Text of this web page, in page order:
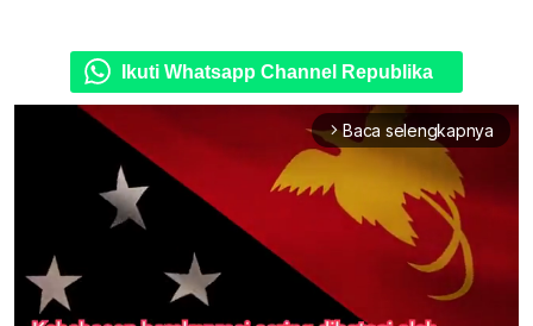
Ikuti Whatsapp Channel Republika
arrow_forward_ios Baca selengkapnya